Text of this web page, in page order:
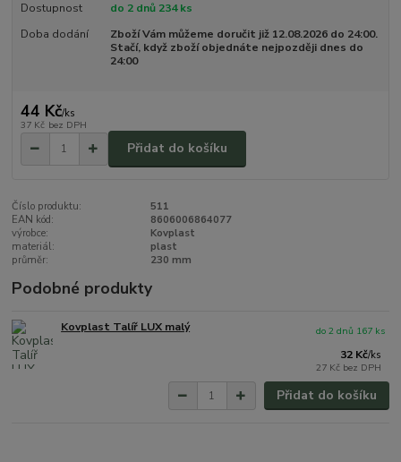
Dostupnost
do 2 dnů 234 ks
Doba dodání
Zboží Vám můžeme doručit již 12.08.2026 do 24:00.
Stačí, když zboží objednáte nejpozději dnes do
24:00
44 Kč/ks
37 Kč bez DPH
Přidat do košíku
Číslo produktu:
511
EAN kód:
8606006864077
výrobce:
Kovplast
materiál:
plast
průměr:
230 mm
Podobné produkty
Kovplast Talíř LUX malý
32 Kč/ks
27 Kč bez DPH
do 2 dnů 167 ks
Přidat do košíku